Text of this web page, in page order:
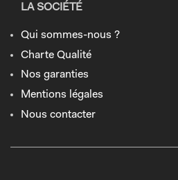
LA SOCIÉTÉ
Qui sommes-nous ?
Charte Qualité
Nos garanties
Mentions légales
Nous contacter